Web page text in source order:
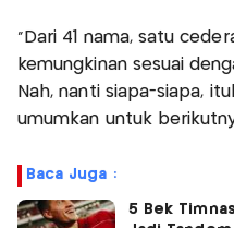
“Dari 41 nama, satu
kemungkinan sesuai
Nah, nanti siapa-siapa,
umumkan untuk
Baca Juga :
5 Bek